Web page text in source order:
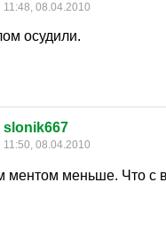
11:48, 08.04.2010
осудили.
slonik667
11:50, 08.04.2010
ментом меньше. Что с